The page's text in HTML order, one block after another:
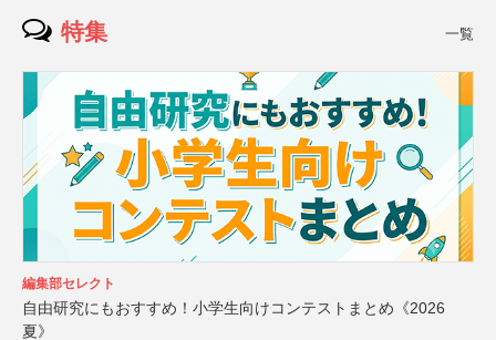
特集 一覧
編集部セレクト
自由研究にもおすすめ！小学生向けコンテストまとめ《2026
夏》